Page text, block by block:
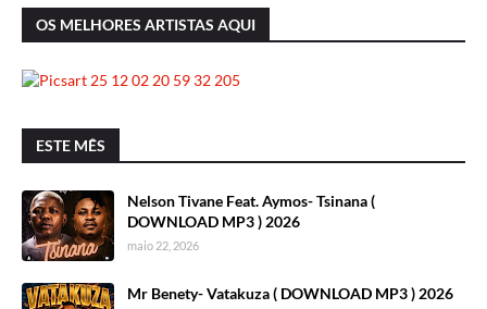
OS MELHORES ARTISTAS AQUI
ESTE MÊS
Nelson Tivane Feat. Aymos- Tsinana (
DOWNLOAD MP3 ) 2026
maio 22, 2026
Mr Benety- Vatakuza ( DOWNLOAD MP3 ) 2026